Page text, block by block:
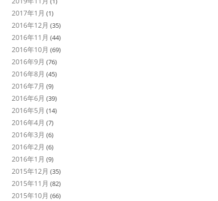
2017年1月 (1)
2016年12月 (35)
2016年11月 (44)
2016年10月 (69)
2016年9月 (76)
2016年8月 (45)
2016年7月 (9)
2016年6月 (39)
2016年5月 (14)
2016年4月 (7)
2016年3月 (6)
2016年2月 (6)
2016年1月 (9)
2015年12月 (35)
2015年11月 (82)
2015年10月 (66)